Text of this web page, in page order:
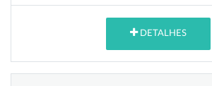
DETALHES